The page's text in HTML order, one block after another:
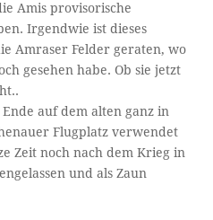
Amis provisorische
Irgendwie ist dieses
Amraser Felder geraten, wo
gesehen habe. Ob sie jetzt
auf dem alten ganz in
Flugplatz verwendet
Zeit noch nach dem Krieg in
und als Zaun